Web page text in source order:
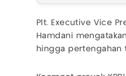
Plt. Executive Vice
Hamdani
hingga pertengahan